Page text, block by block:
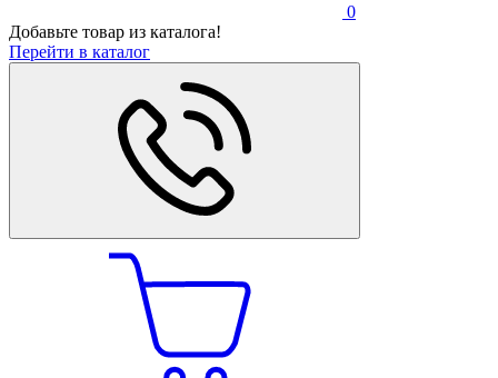
0
Добавьте товар из каталога!
Перейти в каталог